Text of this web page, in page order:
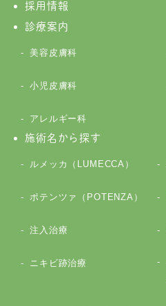
採用情報
診療案内
美容皮膚科
小児皮膚科
アレルギー科
施術名から探す
ルメッカ（LUMECCA）
ポテンツァ（POTENZA）
注入治療
ニキビ跡治療